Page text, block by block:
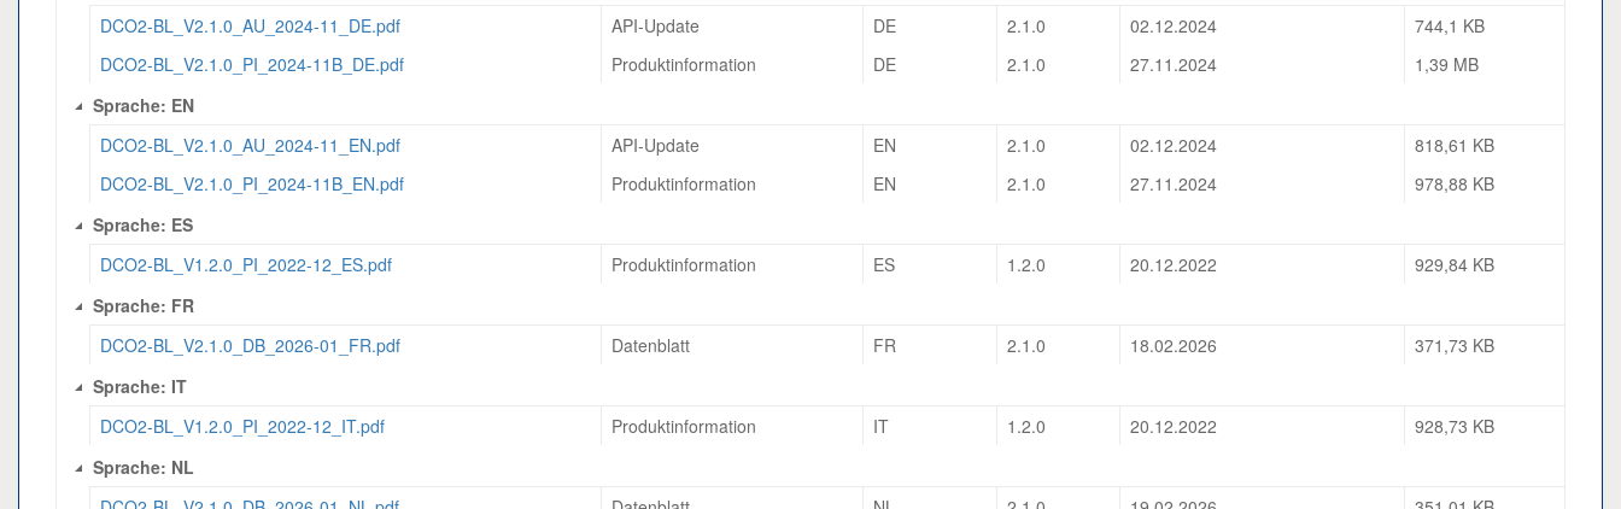
DCO2-BL_V2.1.0_AU_2024-11_DE.pdf
API-Update DE 2.1.0 02.12.2024
744,1 KB
DCO2-BL_V2.1.0_PI_2024-11B_DE.pdf
Produktinformation DE 2.1.0 27.11.2024
1,39 MB
Sprache: EN
DCO2-BL_V2.1.0_AU_2024-11_EN.pdf
API-Update EN 2.1.0 02.12.2024
818,61 KB
DCO2-BL_V2.1.0_PI_2024-11B_EN.pdf
Produktinformation EN 2.1.0 27.11.2024
978,88 KB
Sprache: ES
DCO2-BL_V1.2.0_PI_2022-12_ES.pdf
Produktinformation ES 1.2.0 20.12.2022
929,84 KB
Sprache: FR
DCO2-BL_V2.1.0_DB_2026-01_FR.pdf
Datenblatt FR 2.1.0 18.02.2026
371,73 KB
Sprache: IT
DCO2-BL_V1.2.0_PI_2022-12_IT.pdf
Produktinformation IT 1.2.0 20.12.2022
928,73 KB
Sprache: NL